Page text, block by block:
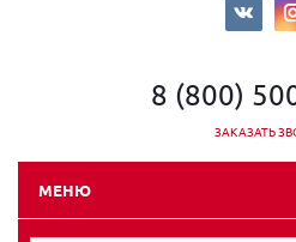
8 (800)
ЗАКАЗАТЬ
МЕНЮ